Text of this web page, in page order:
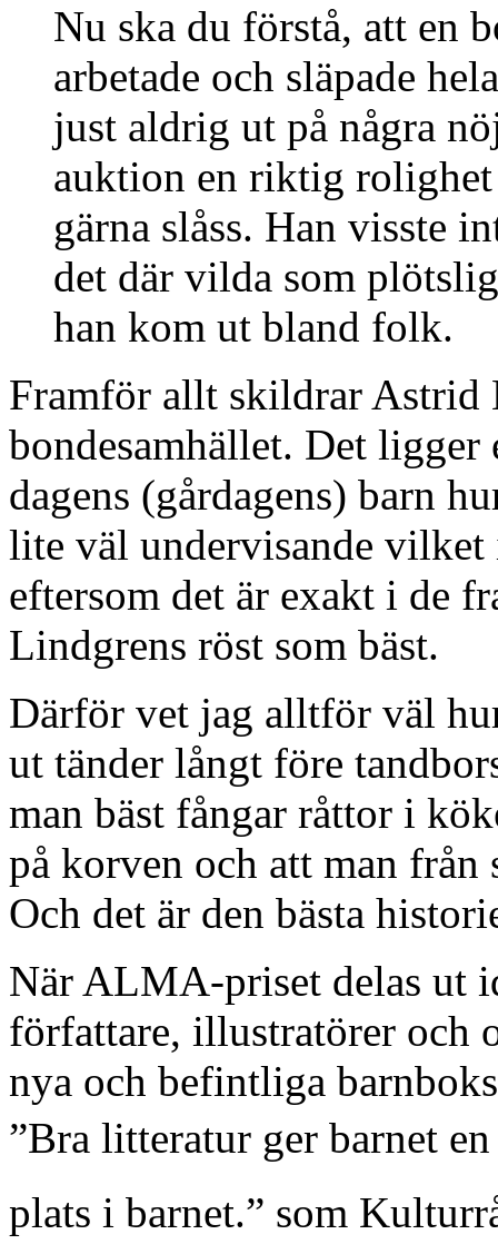
Nu ska du förstå, att en
arbetade och släpade
just aldrig ut på några
auktion en riktig
gärna slåss. Han visste
det där vilda som
han kom ut bland folk.
Framför allt skildrar Astrid
bondesamhället. Det
dagens (gårdagens) barn
lite väl undervisande
eftersom det är exakt i de
Lindgrens röst som bäst.
Därför vet jag alltför väl
ut tänder långt före
man bäst fångar råttor i
på korven och att man
Och det är den bästa
När ALMA-priset delas ut
författare, illustratörer och
nya och befintliga
”Bra litteratur ger barnet
plats i barnet.” som